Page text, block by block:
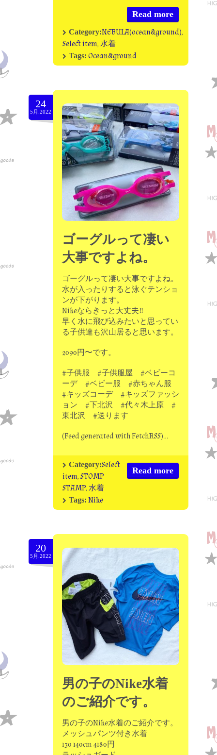
Read more
Category:NEBULA(ocean&ground),
Select item,水着
Tags: Ocean&ground
24
5月.2022
ゴーグルって凄い
大事ですよね。
ゴーグルって凄い大事ですよね。
水が入ったりすると泳ぐテンショ
ンが下がります。
Nikeならきっと大丈夫‼️
早く水に飛び込みたいと思ってい
る子供達も沢山居ると思います。
2090円〜です。
#子供服 #子供服屋 #ベビーコ
ーデ #ベビー服 #赤ちゃん服
#キッズコーデ #キッズファッシ
ョン #下北沢 #代々木上原 #
東北沢 #送ります
(Feed generated with FetchRSS)…
Read more
Category:Select
item,STOMP
STAMP,水着
Tags: Nike
20
5月.2022
男の子のNike水着
のご紹介です。
男の子のNike水着のご紹介です。
メッシュパンツ付き水着
130 140cm 4180円